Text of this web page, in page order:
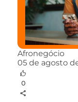
Afronegócio
05 de agosto
0